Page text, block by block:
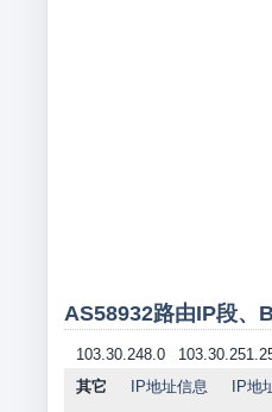
AS58932路由IP段、
103.30.248.0
其它
IP地址信息 IP地